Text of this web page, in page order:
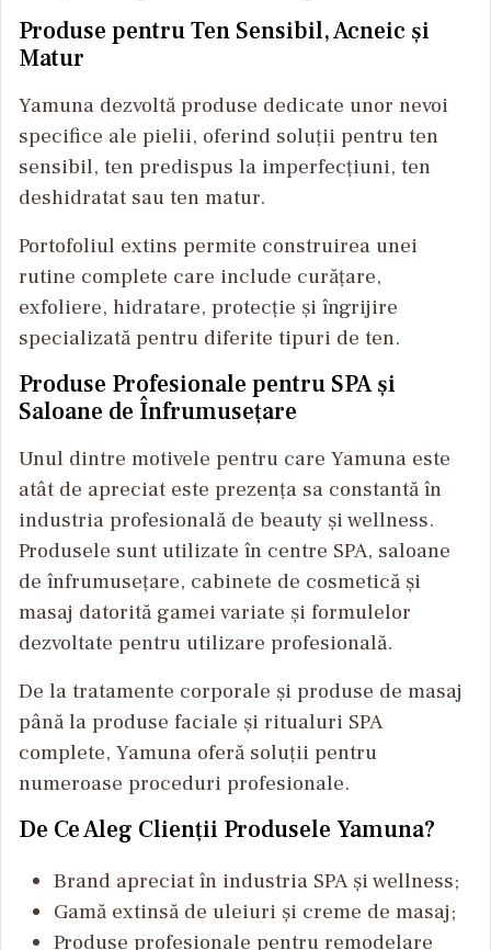
Produse pentru Ten Sensibil, Acneic și
Matur
Yamuna dezvoltă produse dedicate unor nevoi
specifice ale pielii, oferind soluții pentru ten
sensibil, ten predispus la imperfecțiuni, ten
deshidratat sau ten matur.
Portofoliul extins permite construirea unei
rutine complete care include curățare,
exfoliere, hidratare, protecție și îngrijire
specializată pentru diferite tipuri de ten.
Produse Profesionale pentru SPA și
Saloane de Înfrumusețare
Unul dintre motivele pentru care Yamuna este
atât de apreciat este prezența sa constantă în
industria profesională de beauty și wellness.
Produsele sunt utilizate în centre SPA, saloane
de înfrumusețare, cabinete de cosmetică și
masaj datorită gamei variate și formulelor
dezvoltate pentru utilizare profesională.
De la tratamente corporale și produse de masaj
până la produse faciale și ritualuri SPA
complete, Yamuna oferă soluții pentru
numeroase proceduri profesionale.
De Ce Aleg Clienții Produsele Yamuna?
Brand apreciat în industria SPA și wellness;
Gamă extinsă de uleiuri și creme de masaj;
Produse profesionale pentru remodelare